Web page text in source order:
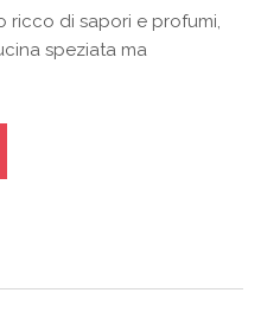
ricco di sapori e profumi,
speziata ma